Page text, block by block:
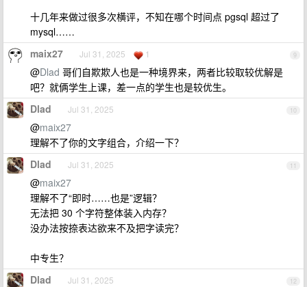
十几年来做过很多次横评，不知在哪个时间点 pgsql 超过了
mysql……
9
maix27 Jul 31, 2025 1
@Dlad 哥们自欺欺人也是一种境界来，两者比较取较优解是
吧？就俩学生上课，差一点的学生也是较优生。
10
Dlad Jul 31, 2025
@maix27
理解不了你的文字组合，介绍一下？
11
Dlad Jul 31, 2025
@maix27
理解不了“即时……也是”逻辑？
无法把 30 个字符整体装入内存？
没办法按捺表达欲来不及把字读完？
中专生？
12
Dlad Jul 31, 2025